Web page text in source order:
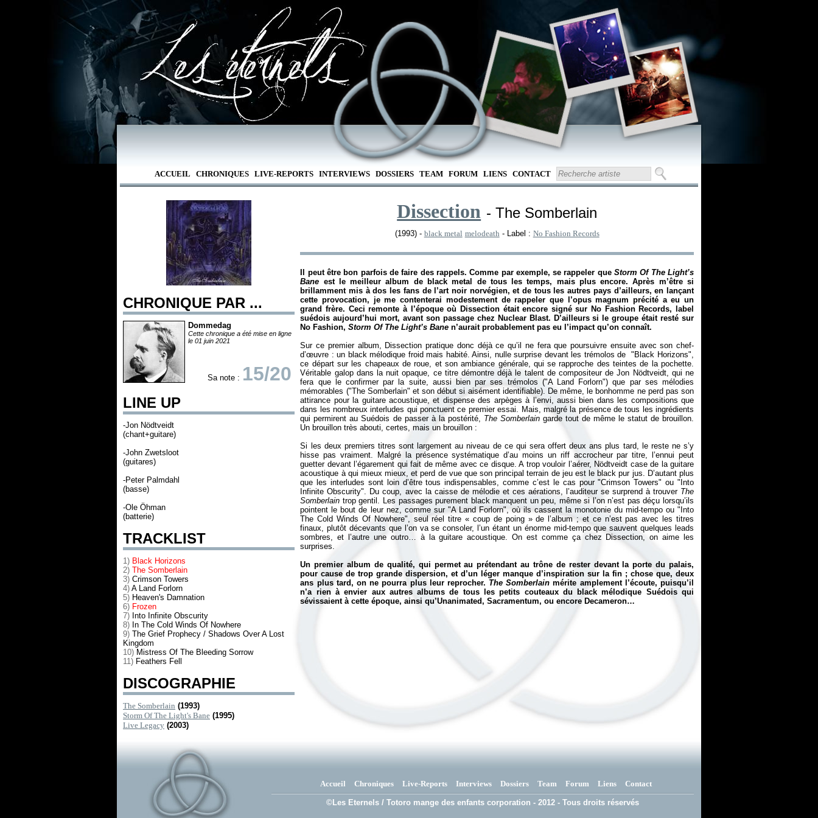
ACCUEIL CHRONIQUES LIVE-REPORTS INTERVIEWS DOSSIERS TEAM FORUM LIENS CONTACT
CHRONIQUE PAR ...
Dommedag
Cette chronique a été mise en ligne
le 01 juin 2021
Sa note : 15/20
LINE UP
-Jon Nödtveidt
(chant+guitare)
-John Zwetsloot
(guitares)
-Peter Palmdahl
(basse)
-Ole Öhman
(batterie)
TRACKLIST
1) Black Horizons
2) The Somberlain
3) Crimson Towers
4) A Land Forlorn
5) Heaven's Damnation
6) Frozen
7) Into Infinite Obscurity
8) In The Cold Winds Of Nowhere
9) The Grief Prophecy / Shadows Over A Lost
Kingdom
10) Mistress Of The Bleeding Sorrow
11) Feathers Fell
DISCOGRAPHIE
The Somberlain (1993)
Storm Of The Light's Bane (1995)
Live Legacy (2003)
Dissection - The Somberlain
(1993) - black metal melodeath - Label : No Fashion Records
Il peut être bon parfois de faire des rappels. Comme par exemple, se rappeler queStorm Of The Light’s
Bane est le meilleur album de black metal de tous les temps, mais plus encore. Après m’être si
brillamment mis à dos les fans de l’art noir norvégien, et de tous les autres pays d’ailleurs, en lançant
cette provocation, je me contenterai modestement de rappeler que l’opus magnum précité a eu un
grand frère. Ceci remonte à l’époque où Dissection était encore signé sur No Fashion Records, label
suédois aujourd’hui mort, avant son passage chez Nuclear Blast. D’ailleurs si le groupe était resté sur
No Fashion,Storm Of The Light’s Bane n’aurait probablement pas eu l’impact qu’on connaît.
Sur ce premier album, Dissection pratique donc déjà ce qu’il ne fera que poursuivre ensuite avec son chef-
d’œuvre : un black mélodique froid mais habité. Ainsi, nulle surprise devant les trémolos de "Black Horizons",
ce départ sur les chapeaux de roue, et son ambiance générale, qui se rapproche des teintes de la pochette.
Véritable galop dans la nuit opaque, ce titre démontre déjà le talent de compositeur de Jon Nödtveidt, qui ne
fera que le confirmer par la suite, aussi bien par ses trémolos ("A Land Forlorn") que par ses mélodies
mémorables ("The Somberlain" et son début si aisément identifiable). De même, le bonhomme ne perd pas son
attirance pour la guitare acoustique, et dispense des arpèges à l’envi, aussi bien dans les compositions que
dans les nombreux interludes qui ponctuent ce premier essai. Mais, malgré la présence de tous les ingrédients
qui permirent au Suédois de passer à la postérité, The Somberlaingarde tout de même le statut de brouillon.
Un brouillon très abouti, certes, mais un brouillon :
Si les deux premiers titres sont largement au niveau de ce qui sera offert deux ans plus tard, le reste ne s’y
hisse pas vraiment. Malgré la présence systématique d’au moins un riff accrocheur par titre, l’ennui peut
guetter devant l’égarement qui fait de même avec ce disque. A trop vouloir l’aérer, Nödtveidt case de la guitare
acoustique à qui mieux mieux, et perd de vue que son principal terrain de jeu est le black pur jus. D’autant plus
que les interludes sont loin d’être tous indispensables, comme c’est le cas pour "Crimson Towers" ou "Into
Infinite Obscurity". Du coup, avec la caisse de mélodie et ces aérations, l’auditeur se surprend à trouver The
Somberlain trop gentil. Les passages purement black manquent un peu, même si l’on n’est pas déçu lorsqu’ils
pointent le bout de leur nez, comme sur "A Land Forlorn", où ils cassent la monotonie du mid-tempo ou "Into
The Cold Winds Of Nowhere", seul réel titre «coup de poing » de l’album ; et ce n’est pas avec les titres
finaux, plutôt décevants que l’on va se consoler, l’un étant un énorme mid-tempo que sauvent quelques leads
sombres, et l’autre une outro… à la guitare acoustique. On est comme ça chez Dissection, on aime les
surprises.
Un premier album de qualité, qui permet au prétendant au trône de rester devant la porte du palais,
pour cause de trop grande dispersion, et d’un léger manque d’inspiration sur la fin ; chose que, deux
ans plus tard, on ne pourra plus leur reprocher. The Somberlain mérite amplement l’écoute, puisqu’il
n’a rien à envier aux autres albums de tous les petits couteaux du black mélodique Suédois qui
sévissaient à cette époque, ainsi qu’Unanimated, Sacramentum, ou encore Decameron…
Accueil Chroniques Live-Reports Interviews Dossiers Team Forum Liens Contact
©Les Eternels / Totoro mange des enfants corporation - 2012 - Tous droits réservés